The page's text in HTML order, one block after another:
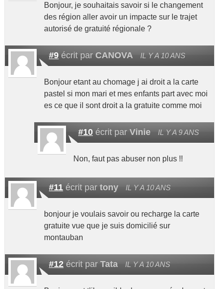
Bonjour, je souhaitais savoir si le changement
des région aller avoir un impacte sur le trajet
autorisé de gratuité régionale ?
#9écrit par CANOVA IL Y A 10 ANS
Bonjour etant au chomage j ai droit a la carte
pastel si mon mari et mes enfants part avec moi
es ce que il sont droit a la gratuite comme moi
#10écrit par Vinie IL Y A 9 ANS
Non, faut pas abuser non plus !!
#11écrit par tony IL Y A 10 ANS
bonjour je voulais savoir ou recharge la carte
gratuite vue que je suis domicilié sur
montauban
#12écrit par Tata IL Y A 10 ANS